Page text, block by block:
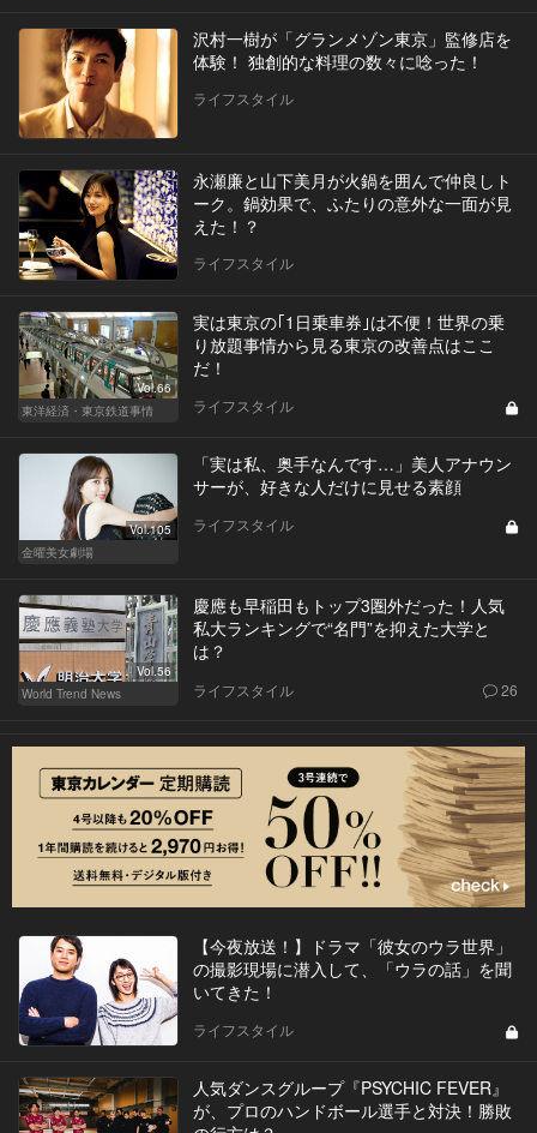
沢村一樹が「グランメゾン東京」監修店を
体験！ 独創的な料理の数々に唸った！
ライフスタイル
永瀬廉と山下美月が火鍋を囲んで仲良しト
ーク。鍋効果で、ふたりの意外な一面が見
えた！？
ライフスタイル
Vol.66
東洋経済・東京鉄道事情
実は東京の｢1日乗車券｣は不便！世界の乗
り放題事情から見る東京の改善点はここ
だ！
ライフスタイル
Vol.105
金曜美女劇場
「実は私、奥手なんです…」美人アナウン
サーが、好きな人だけに見せる素顔
ライフスタイル
Vol.56
World Trend News
慶應も早稲田もトップ3圏外だった！人気
私大ランキングで“名門”を抑えた大学と
は？
ライフスタイル 26
【今夜放送！】ドラマ「彼女のウラ世界」
の撮影現場に潜入して、「ウラの話」を聞
いてきた！
ライフスタイル
人気ダンスグループ『PSYCHIC FEVER』
が、プロのハンドボール選手と対決！勝敗